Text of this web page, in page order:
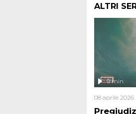
ALTRI
9 min
08 aprile 2026